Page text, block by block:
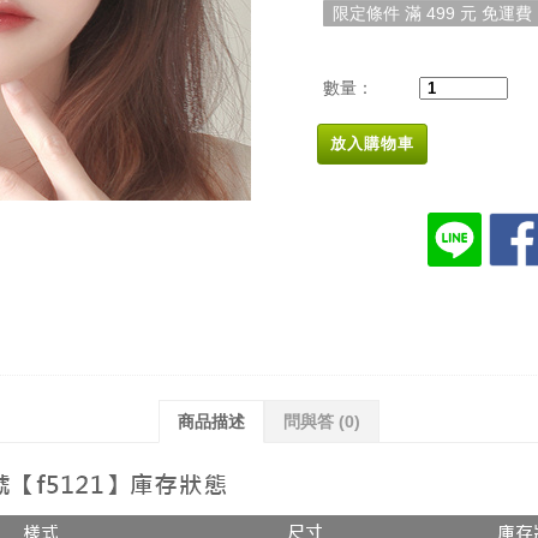
限定條件 滿 499 元 免運費
數量：
放入購物車
商品描述 問與答 (0)